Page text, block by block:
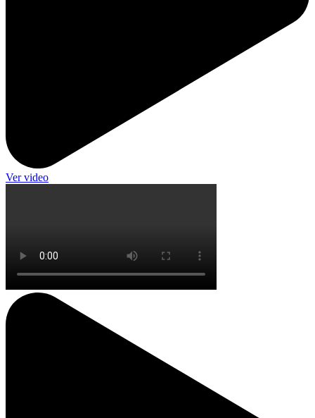
Ver video